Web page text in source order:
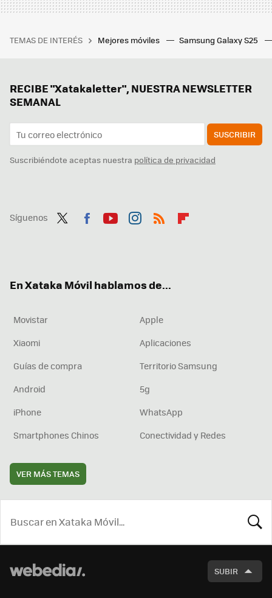
TEMAS DE INTERÉS Mejores móviles Samsung Galaxy S25
RECIBE "Xatakaletter", NUESTRA NEWSLETTER
SEMANAL
SUSCRIBIR
Suscribiéndote aceptas nuestra política de privacidad
Síguenos
En Xataka Móvil hablamos de...
Movistar
Apple
Xiaomi
Aplicaciones
Guías de compra
Territorio Samsung
Android
5g
iPhone
WhatsApp
Smartphones Chinos
Conectividad y Redes
VER MÁS TEMAS
SUBIR